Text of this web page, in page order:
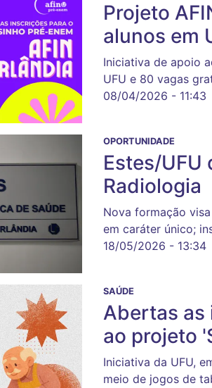
Projeto
alunos em
Iniciativa de apoio
UFU e 80 vagas
08/04/2026 - 11:43
OPORTUNIDADE
Estes/UFU
Radiologia
Nova formação
em caráter único;
18/05/2026 - 13:34
SAÚDE
Abertas as
ao projeto
Iniciativa da UFU,
meio de jogos de